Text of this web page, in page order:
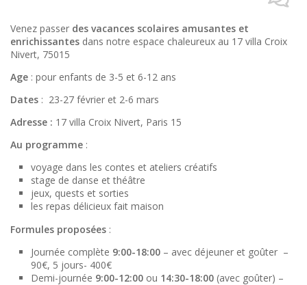
Venez passer des vacances scolaires amusantes et
enrichissantes dans notre espace chaleureux au 17 villa Croix
Nivert, 75015
Age : pour enfants de 3-5 et 6-12 ans
Dates : 23-27 février et 2-6 mars
Adresse : 17 villa Croix Nivert, Paris 15
Au programme :
voyage dans les contes et ateliers créatifs
stage de danse et théâtre
jeux, quests et sorties
les repas délicieux fait maison
Formules proposées :
Journée complète 9:00-18:00 – avec déjeuner et goûter –
90€, 5 jours- 400€
Demi-journée 9:00-12:00 ou 14:30-18:00 (avec goûter) –